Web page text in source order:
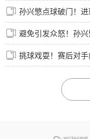
避免引发众怒！孙兴
挑球戏耍！赛后对